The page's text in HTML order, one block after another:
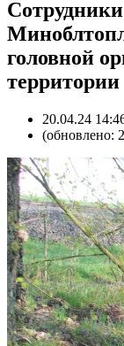
головной
территории
20.04.24
(обновлено: